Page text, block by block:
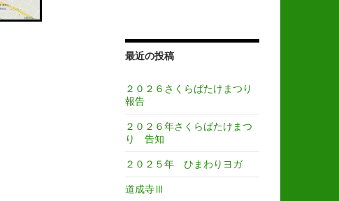
最近の投稿
２０２６さくらばたけまつり
報告
２０２６年さくらばたけまつ
り 告知
２０２５年 ひまわりヨガ
道成寺Ⅲ